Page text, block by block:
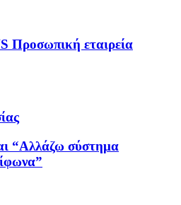
Προσωπική εταιρεία
“Αλλάζω σύστημα